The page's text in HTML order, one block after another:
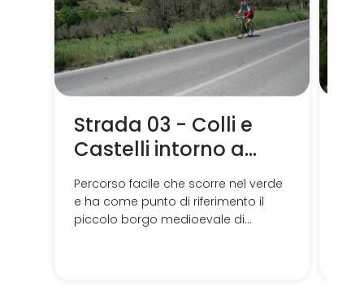
Strada 03 - Colli e
Castelli intorno a
Corciano
Percorso facile che scorre nel verde
e ha come punto di riferimento il
piccolo borgo medioevale di